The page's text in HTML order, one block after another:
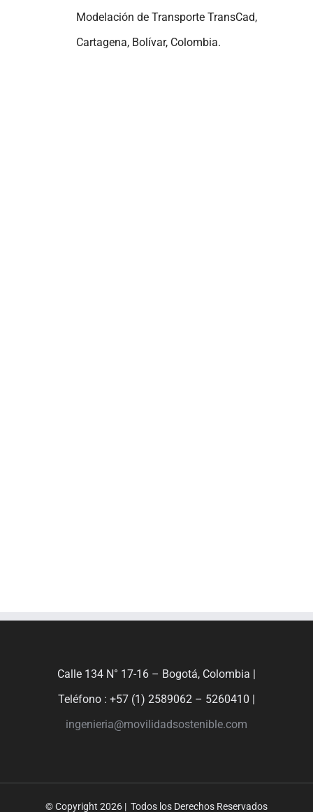
Modelación de Transporte TransCad,
Cartagena, Bolívar, Colombia.
Calle 134 N° 17-16 – Bogotá, Colombia |
Teléfono : +57 (1) 2589062 – 5260410 |
ingenieria@movilidadsostenible.com
© Copyright 2026 | Todos los Derechos Reservados